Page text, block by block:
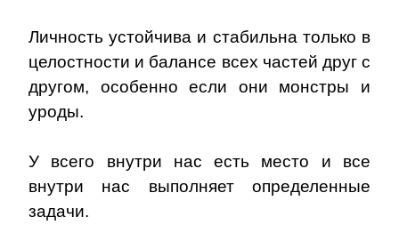
Личность устойчива и стабильна только в
целостности и балансе всех частей друг с
другом, особенно если они монстры и
уроды.
У всего внутри нас есть место и все
внутри нас выполняет определенные
задачи.